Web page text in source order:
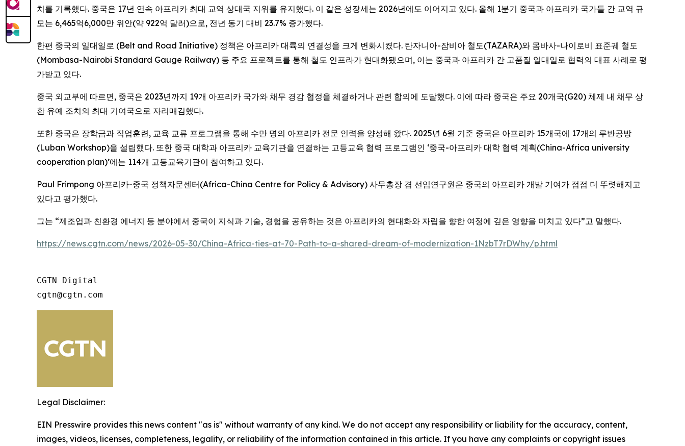
치를 기록했다. 중국은 17년 연속 아프리카 최대 교역 상대국 지위를 유지했다. 이 같은 성장세는 2026년에도 이어지고 있다. 올해 1분기 중국과 아프리카 국가들 간 교역 규
모는 6,465억6,000만 위안(약 922억 달러)으로, 전년 동기 대비 23.7% 증가했다.
한편 중국의 일대일로 (Belt and Road Initiative) 정책은 아프리카 대륙의 연결성을 크게 변화시켰다. 탄자니아-잠비아 철도(TAZARA)와 몸바사-나이로비 표준궤 철도
(Mombasa-Nairobi Standard Gauge Railway) 등 주요 프로젝트를 통해 철도 인프라가 현대화됐으며, 이는 중국과 아프리카 간 고품질 일대일로 협력의 대표 사례로 평
가받고 있다.
중국 외교부에 따르면, 중국은 2023년까지 19개 아프리카 국가와 채무 경감 협정을 체결하거나 관련 합의에 도달했다. 이에 따라 중국은 주요 20개국(G20) 체제 내 채무 상
환 유예 조치의 최대 기여국으로 자리매김했다.
또한 중국은 장학금과 직업훈련, 교육 교류 프로그램을 통해 수만 명의 아프리카 전문 인력을 양성해 왔다. 2025년 6월 기준 중국은 아프리카 15개국에 17개의 루반공방
(Luban Workshop)을 설립했다. 또한 중국 대학과 아프리카 교육기관을 연결하는 고등교육 협력 프로그램인 ‘중국-아프리카 대학 협력 계획(China-Africa university
cooperation plan)’에는 114개 고등교육기관이 참여하고 있다.
Paul Frimpong 아프리카-중국 정책자문센터(Africa-China Centre for Policy & Advisory) 사무총장 겸 선임연구원은 중국의 아프리카 개발 기여가 점점 더 뚜렷해지고
있다고 평가했다.
그는 “제조업과 친환경 에너지 등 분야에서 중국이 지식과 기술, 경험을 공유하는 것은 아프리카의 현대화와 자립을 향한 여정에 깊은 영향을 미치고 있다”고 말했다.
https://news.cgtn.com/news/2026-05-30/China-Africa-ties-at-70-Path-to-a-shared-dream-of-modernization-1NzbT7rDWhy/p.html
CGTN Digital
cgtn@cgtn.com
Legal Disclaimer:
EIN Presswire provides this news content "as is" without warranty of any kind. We do not accept any responsibility or liability for the accuracy, content,
images, videos, licenses, completeness, legality, or reliability of the information contained in this article. If you have any complaints or copyright issues